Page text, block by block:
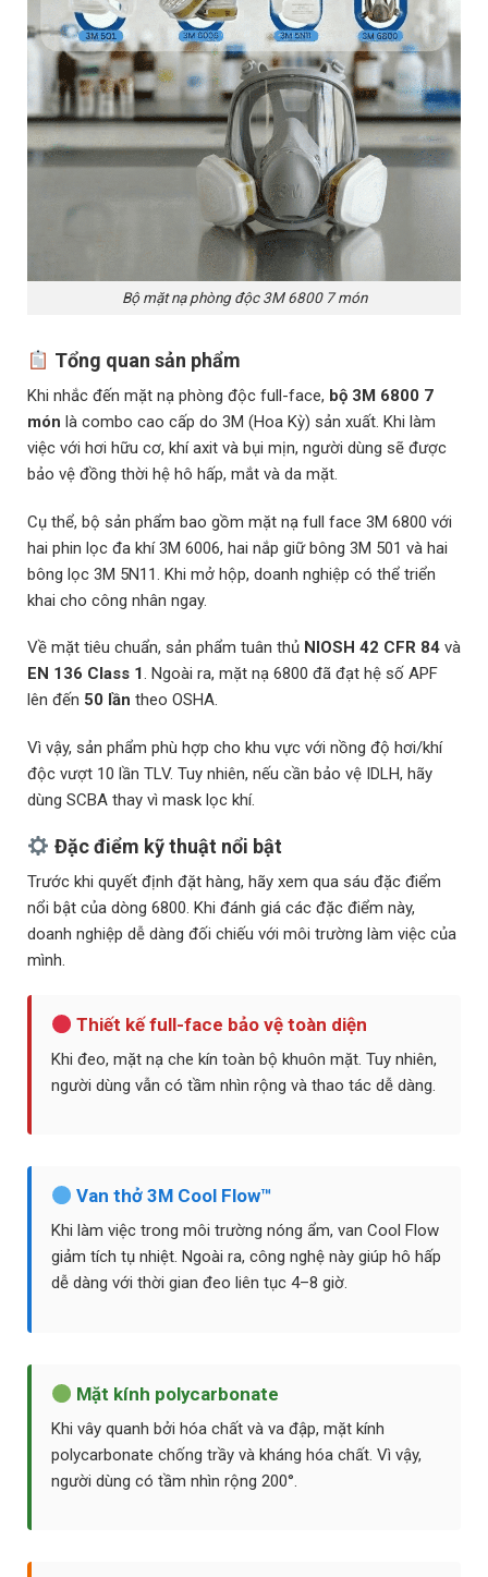
Bộ mặt nạ phòng độc 3M 6800 7 món
Tổng quan sản phẩm
Khi nhắc đến mặt nạ phòng độc full-face, bộ 3M 6800 7
món là combo cao cấp do 3M (Hoa Kỳ) sản xuất. Khi làm
việc với hơi hữu cơ, khí axit và bụi mịn, người dùng sẽ được
bảo vệ đồng thời hệ hô hấp, mắt và da mặt.
Cụ thể, bộ sản phẩm bao gồm mặt nạ full face 3M 6800 với
hai phin lọc đa khí 3M 6006, hai nắp giữ bông 3M 501 và hai
bông lọc 3M 5N11. Khi mở hộp, doanh nghiệp có thể triển
khai cho công nhân ngay.
Về mặt tiêu chuẩn, sản phẩm tuân thủ NIOSH 42 CFR 84 và
EN 136 Class 1. Ngoài ra, mặt nạ 6800 đã đạt hệ số APF
lên đến 50 lần theo OSHA.
Vì vậy, sản phẩm phù hợp cho khu vực với nồng độ hơi/khí
độc vượt 10 lần TLV. Tuy nhiên, nếu cần bảo vệ IDLH, hãy
dùng SCBA thay vì mask lọc khí.
Đặc điểm kỹ thuật nổi bật
Trước khi quyết định đặt hàng, hãy xem qua sáu đặc điểm
nổi bật của dòng 6800. Khi đánh giá các đặc điểm này,
doanh nghiệp dễ dàng đối chiếu với môi trường làm việc của
mình.
Thiết kế full-face bảo vệ toàn diện
Khi đeo, mặt nạ che kín toàn bộ khuôn mặt. Tuy nhiên,
người dùng vẫn có tầm nhìn rộng và thao tác dễ dàng.
Van thở 3M Cool Flow™
Khi làm việc trong môi trường nóng ẩm, van Cool Flow
giảm tích tụ nhiệt. Ngoài ra, công nghệ này giúp hô hấp
dễ dàng với thời gian đeo liên tục 4–8 giờ.
Mặt kính polycarbonate
Khi vây quanh bởi hóa chất và va đập, mặt kính
polycarbonate chống trầy và kháng hóa chất. Vì vậy,
người dùng có tầm nhìn rộng 200°.